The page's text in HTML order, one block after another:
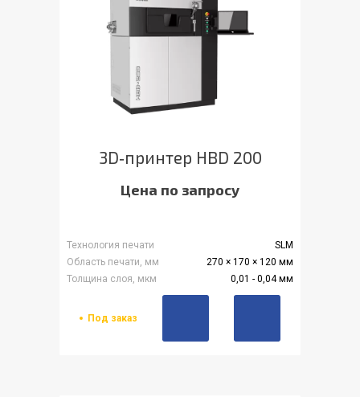
3D‑принтер HBD 200
Цена по запросу
Технология печати
SLM
Область печати, мм
270 × 170 × 120 мм
Толщина слоя, мкм
0,01 - 0,04 мм
Под заказ